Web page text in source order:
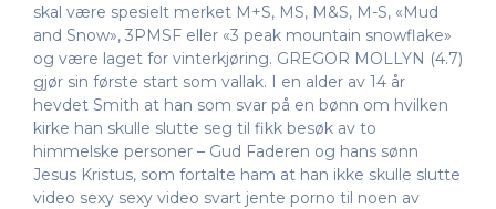
skal være spesielt merket M+S, MS, M&S, M-S, «Mud
and Snow», 3PMSF eller «3 peak mountain snowflake»
og være laget for vinterkjøring. GREGOR MOLLYN (4.7)
gjør sin første start som vallak. I en alder av 14 år
hevdet Smith at han som svar på en bønn om hvilken
kirke han skulle slutte seg til fikk besøk av to
himmelske personer – Gud Faderen og hans sønn
Jesus Kristus, som fortalte ham at han ikke skulle slutte
video sexy sexy video svart jente porno til noen av